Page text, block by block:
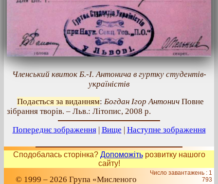
Членський квиток Б.-І. Антонича в гуртку студентів-
україністів
Подається за виданням: Богдан Ігор Антонич Повне
зібрання творів. – Льв.: Літопис, 2008 р.
Попереднє зображення| Вище | Наступне зображення
Сподобалась сторінка? Допоможітьрозвитку нашого
сайту!
© 1999 – 2026 Група «Мисленого
Число завантажень : 1
793